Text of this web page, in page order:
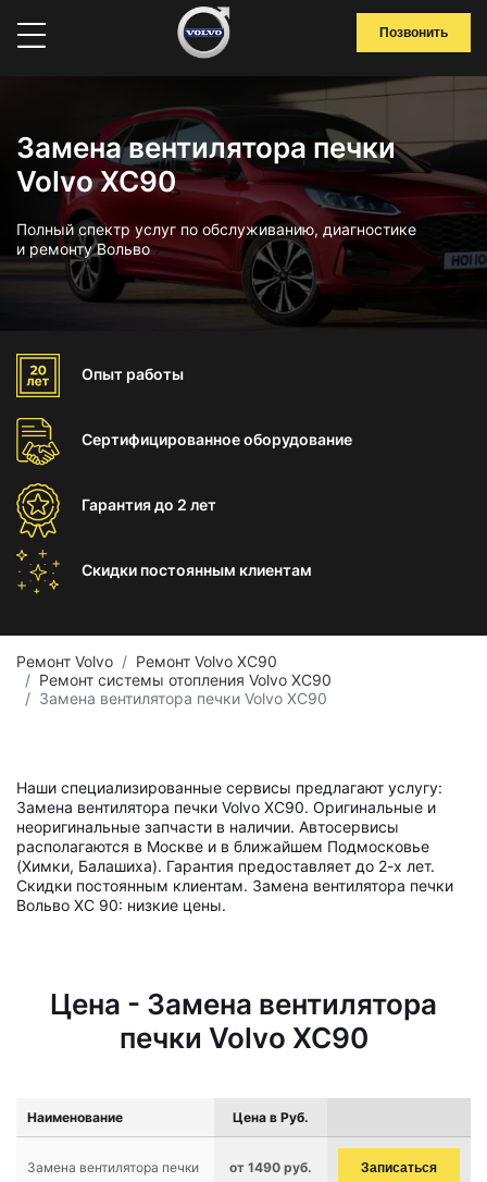
Позвонить
Замена вентилятора печки
Volvo XC90
Полный спектр услуг по обслуживанию, диагностике
и ремонту Вольво
Опыт работы
Сертифицированноеоборудование
Гарантиядо 2 лет
Скидки постоянным клиентам
Ремонт Volvo
Ремонт Volvo XC90
Ремонт системы отопления Volvo XC90
Замена вентилятора печки Volvo XC90
Наши специализированные сервисы предлагают услугу:
Замена вентилятора печки Volvo XC90. Оригинальные и
неоригинальные запчасти в наличии. Автосервисы
располагаются в Москве и в ближайшем Подмосковье
(Химки, Балашиха). Гарантия предоставляет до 2-х лет.
Скидки постоянным клиентам. Замена вентилятора печки
Вольво ХС 90: низкие цены.
Цена - Замена вентилятора
печки Volvo XC90
Наименование Цена в Руб.
Замена вентилятора печки от 1490 руб. Записаться